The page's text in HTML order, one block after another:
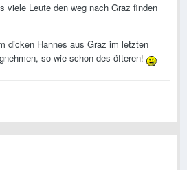
viele Leute den weg nach Graz finden
dicken Hannes aus Graz im letzten
so wie schon des öfteren!